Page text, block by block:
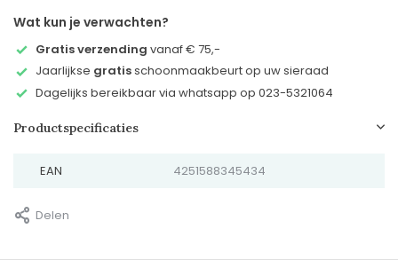
Wat kun je verwachten?
Gratis verzending vanaf € 75,-
Jaarlijkse gratisschoonmaakbeurt op uw sieraad
Dagelijks bereikbaar via whatsapp op 023-5321064
Productspecificaties
EAN 4251588345434
Delen